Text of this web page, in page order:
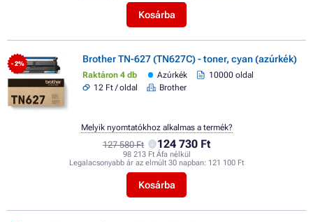
Kosárba
- 2% Brother TN-627 (TN627C) - toner, cyan (azúrkék)
Raktáron 4 db Azúrkék
10000 oldal
12 Ft / oldal
Brother
127 580 Ft 124 730 Ft
98 213 Ft Áfa nélkül
Legalacsonyabb ár az elmúlt 30 napban: 121 100 Ft
Kosárba
Melyik nyomtatókhoz alkalmas a termék?